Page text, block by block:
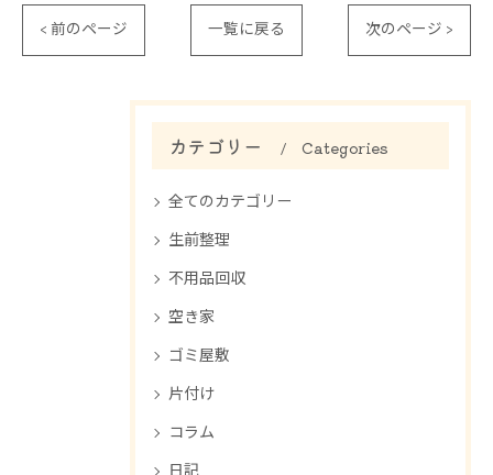
< 前のページ 一覧に戻る 次のページ >
カテゴリー Categories
全てのカテゴリー
生前整理
不用品回収
空き家
ゴミ屋敷
片付け
コラム